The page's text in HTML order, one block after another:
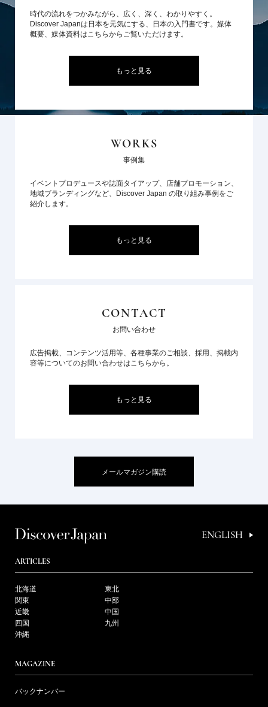
時代の流れをつかみながら、広く、深く、わかりやすく。
Discover Japanは日本を元気にする、日本の入門書です。媒体
概要、媒体資料はこちらからご覧いただけます。
もっと見る
WORKS
事例集
イベントプロデュースや誌面タイアップ、店舗プロモーション、
地域ブランディングなど、Discover Japan の取り組み事例をご
紹介します。
もっと見る
CONTACT
お問い合わせ
広告掲載、コンテンツ活用等、各種事業のご相談、採用、掲載内
容等についてのお問い合わせはこちらから。
もっと見る
メールマガジン購読
ENGLISH
ARTICLES
北海道
東北
関東
中部
近畿
中国
四国
九州
沖縄
MAGAZINE
バックナンバー